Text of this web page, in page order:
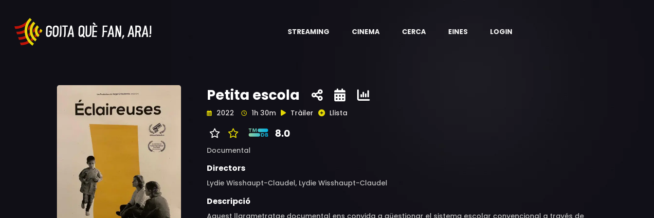
STREAMING CINEMA CERCA EINES LOGIN
Petita escola
2022 1h 30m Tràiler Llista
8.0
Documental
Directors
Lydie Wisshaupt-Claudel, Lydie Wisshaupt-Claudel
Descripció
Aquest llargmetratge documental ens convida a qüestionar el sistema escolar convencional a través de